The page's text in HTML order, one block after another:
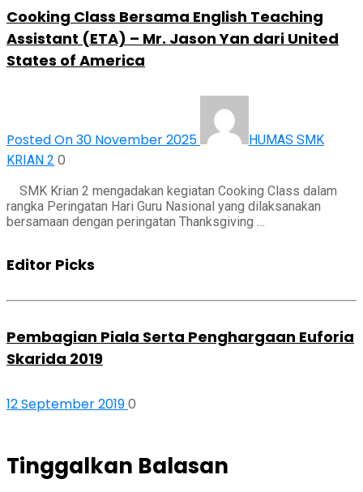
Cooking Class Bersama English Teaching
Assistant (ETA) – Mr. Jason Yan dari United
States of America
Posted On 30 November 2025
HUMAS SMK
KRIAN 2 0
SMK Krian 2 mengadakan kegiatan Cooking Class dalam
rangka Peringatan Hari Guru Nasional yang dilaksanakan
bersamaan dengan peringatan Thanksgiving …
Editor Picks
Pembagian Piala Serta Penghargaan Euforia
Skarida 2019
12 September 20190
Tinggalkan Balasan